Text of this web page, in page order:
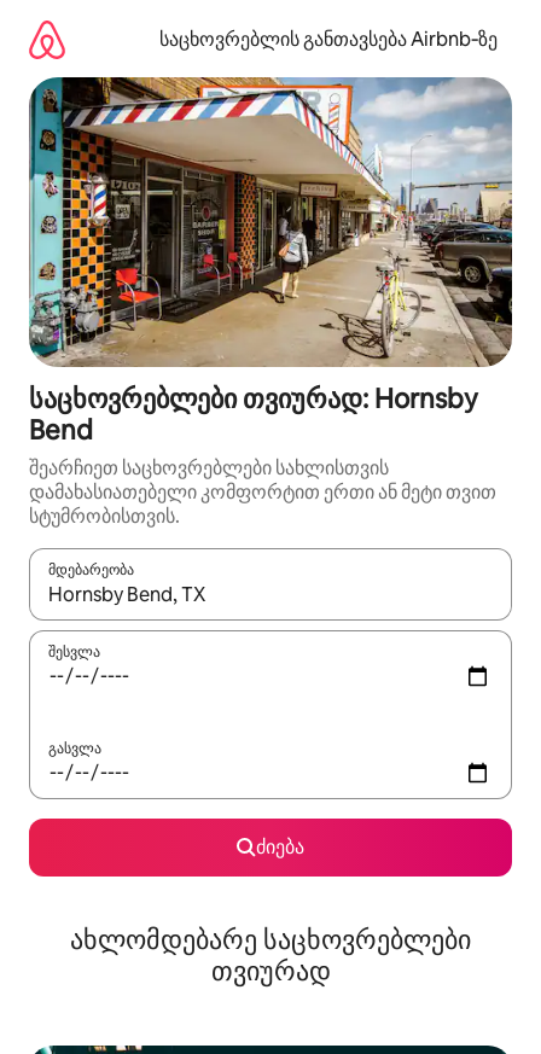
გადასვლა
საცხოვრებლის განთავსება Airbnb‑ზე
საცხოვრებლები თვიურად: Hornsby
Bend
შეარჩიეთ საცხოვრებლები სახლისთვის
დამახასიათებელი კომფორტით ერთი ან მეტი თვით
სტუმრობისთვის.
მდებარეობა
როცა შედეგები ხელმისაწვდომი გახდება, ნავიგაციისთვის
შესვლა
გასვლა
ძიება
ახლომდებარე საცხოვრებლები
თვიურად